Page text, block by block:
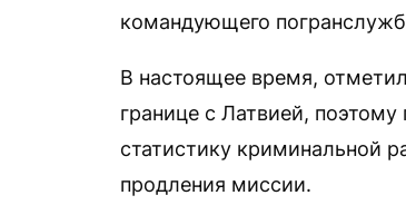
командующего
В настоящее время,
границе с Латвией,
статистику криминальной
продления миссии.